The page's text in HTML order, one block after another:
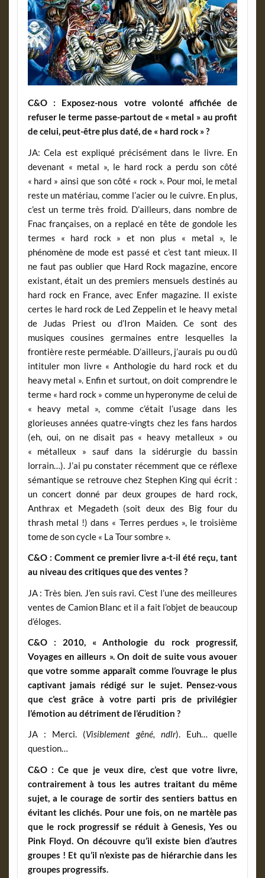
C&O : Exposez-nous votre volonté affichée de
refuser le terme passe-partout de « metal » au profit
de celui, peut-être plus daté, de « hard rock » ?
JA: Cela est expliqué précisément dans le livre. En
devenant « metal », le hard rock a perdu son côté
« hard » ainsi que son côté « rock ». Pour moi, le metal
reste un matériau, comme l’acier ou le cuivre. En plus,
c’est un terme très froid. D’ailleurs, dans nombre de
Fnac françaises, on a replacé en tête de gondole les
termes « hard rock » et non plus « metal », le
phénomène de mode est passé et c’est tant mieux. Il
ne faut pas oublier que Hard Rock magazine, encore
existant, était un des premiers mensuels destinés au
hard rock en France, avec Enfer magazine. Il existe
certes le hard rock de Led Zeppelin et le heavy metal
de Judas Priest ou d’Iron Maiden. Ce sont des
musiques cousines germaines entre lesquelles la
frontière reste perméable. D’ailleurs, j’aurais pu ou dû
intituler mon livre « Anthologie du hard rock et du
heavy metal ». Enfin et surtout, on doit comprendre le
terme « hard rock » comme un hyperonyme de celui de
« heavy metal », comme c’était l’usage dans les
glorieuses années quatre-vingts chez les fans hardos
(eh, oui, on ne disait pas « heavy metalleux » ou
« métalleux » sauf dans la sidérurgie du bassin
lorrain…). J’ai pu constater récemment que ce réflexe
sémantique se retrouve chez Stephen King qui écrit :
un concert donné par deux groupes de hard rock,
Anthrax et Megadeth (soit deux des Big four du
thrash metal !) dans « Terres perdues », le troisième
tome de son cycle « La Tour sombre ».
C&O : Comment ce premier livre a-t-il été reçu, tant
au niveau des critiques que des ventes ?
JA : Très bien. J’en suis ravi. C’est l’une des meilleures
ventes de Camion Blanc et il a fait l’objet de beaucoup
d’éloges.
C&O : 2010, « Anthologie du rock progressif,
Voyages en ailleurs ». On doit de suite vous avouer
que votre somme apparaît comme l’ouvrage le plus
captivant jamais rédigé sur le sujet. Pensez-vous
que c’est grâce à votre parti pris de privilégier
l’émotion au détriment de l’érudition ?
JA : Merci. (Visiblement gêné, ndlr). Euh… quelle
question…
C&O : Ce que je veux dire, c’est que votre livre,
contrairement à tous les autres traitant du même
sujet, a le courage de sortir des sentiers battus en
évitant les clichés. Pour une fois, on ne martèle pas
que le rock progressif se réduit à Genesis, Yes ou
Pink Floyd. On découvre qu’il existe bien d’autres
groupes ! Et qu’il n’existe pas de hiérarchie dans les
groupes progressifs.